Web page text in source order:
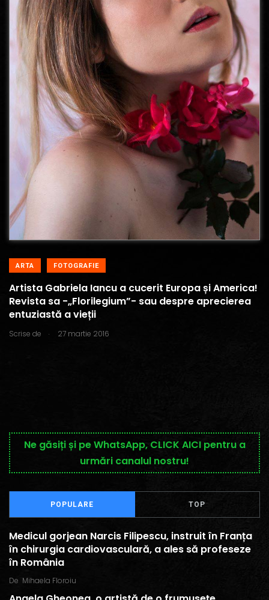
ARTA FOTOGRAFIE
Artista Gabriela Iancu a cucerit Europa și America!
Revista sa -„Florilegium”- sau despre aprecierea
entuziastă a vieții
Scrise de . 27 martie 2016
Ne găsiți și pe WhatsApp, CLICK AICI pentru a
urmări canalul nostru!
POPULARE TOP
Medicul gorjean Narcis Filipescu, instruit în Franța
în chirurgia cardiovasculară, a ales să profeseze
în România
De Mihaela Floroiu